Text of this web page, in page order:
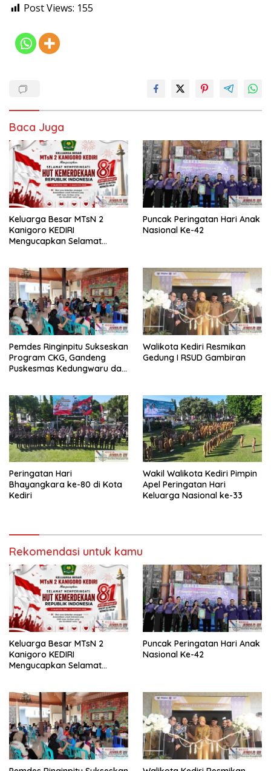
Post Views: 155
Baca Juga
Keluarga Besar MTsN 2
Kanigoro KEDIRI
Mengucapkan Selamat
Puncak Peringatan Hari Anak
Nasional Ke-42
Pemdes Ringinpitu Sukseskan
Program CKG, Gandeng
Puskesmas Kedungwaru dan
Walikota Kediri Resmikan
Gedung I RSUD Gambiran
Peringatan Hari
Bhayangkara ke-80 di Kota
Kediri
Wakil Walikota Kediri Pimpin
Apel Peringatan Hari
Keluarga Nasional ke-33
Rekomendasi untuk kamu
Keluarga Besar MTsN 2
Kanigoro KEDIRI
Mengucapkan Selamat
Puncak Peringatan Hari Anak
Nasional Ke-42